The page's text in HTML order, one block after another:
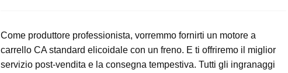
Come produttore professionista, vorremmo fornirti un motore a
carrello CA standard elicoidale con un freno. E ti offriremo il miglior
servizio post-vendita e la consegna tempestiva. Tutti gli ingranaggi